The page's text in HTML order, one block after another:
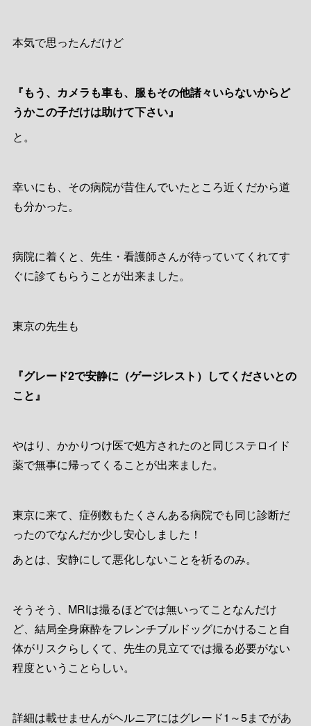
本気で思ったんだけど
『もう、カメラも車も、服もその他諸々いらないからど
うかこの子だけは助けて下さい』
と。
幸いにも、その病院が昔住んでいたところ近くだから道
も分かった。
病院に着くと、先生・看護師さんが待っていてくれてす
ぐに診てもらうことが出来ました。
東京の先生も
『グレード2で安静に（ゲージレスト）してくださいとの
こと』
やはり、かかりつけ医で処方されたのと同じステロイド
薬で無事に帰ってくることが出来ました。
東京に来て、症例数もたくさんある病院でも同じ診断だ
ったのでなんだか少し安心しました！
あとは、安静にして悪化しないことを祈るのみ。
そうそう、MRIは撮るほどでは無いってことなんだけ
ど、結局全身麻酔をフレンチブルドッグにかけること自
体がリスクらしくて、先生の見立てでは撮る必要がない
程度ということらしい。
詳細は載せませんがヘルニアにはグレード1～5までがあ